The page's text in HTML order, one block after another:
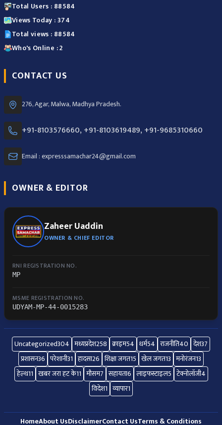
Total Users : 88584
Views Today : 374
Total views : 88584
Who's Online : 2
CONTACT US
276, Agar, Malwa, Madhya Pradesh.
+91-8103576660, +91-8103619489, +91-9685310660
Email : expresssamachar24@gmail.com
OWNER & EDITOR
Zaheer Uaddin
OWNER & CHIEF EDITOR
RNI REGISTRATION NO.
MP
MSME REGISTRATION NO.
UDYAM-MP-44-0015283
Uncategorized304 मध्यप्रदेश258 क्राइम54 धर्म54 राजनीति40 देश37
प्रशासन36 परेशानी31 हादसा26 शिक्षा जगत15 खेल जगत13 मनोरंजन13
हेल्थ11 खबर जरा हट के11 मौसम7 सहायता6 लाइफस्टाइल5 टेक्नोलॉजी4
विदेश1 व्यापार1
HomeAbout UsDisclaimerContact UsTerms & Conditions